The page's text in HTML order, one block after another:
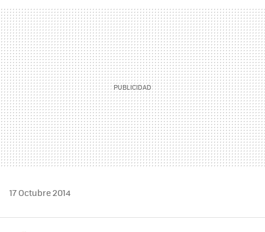
MAIL
17 Octubre 2014